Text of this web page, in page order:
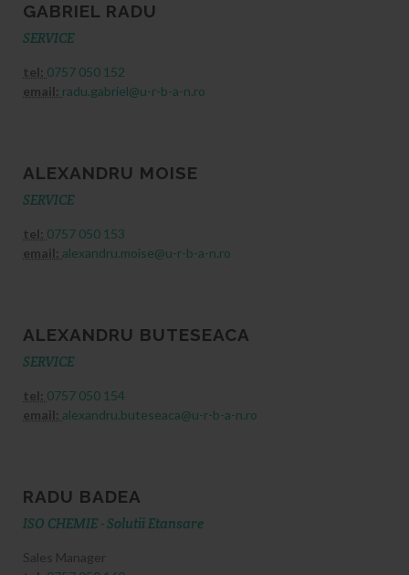
GABRIEL RADU
SERVICE
tel: 0757 050 152
email: radu.gabriel@u-r-b-a-n.ro
ALEXANDRU MOISE
SERVICE
tel: 0757 050 153
email: alexandru.moise@u-r-b-a-n.ro
ALEXANDRU BUTESEACA
SERVICE
tel: 0757 050 154
email: alexandru.buteseaca@u-r-b-a-n.ro
RADU BADEA
ISO CHEMIE - Solutii Etansare
Sales Manager